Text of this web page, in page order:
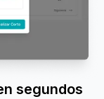
segundos